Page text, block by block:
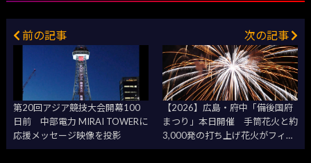
前の記事
第20回アジア競技大会開幕100
日前 中部電力 MIRAI TOWERに
応援メッセージ映像を投影
次の記事
【2026】広島・府中「備後国府
まつり」本日開催 手筒花火と約
3,000発の打ち上げ花火がフィナ
ーレを飾る